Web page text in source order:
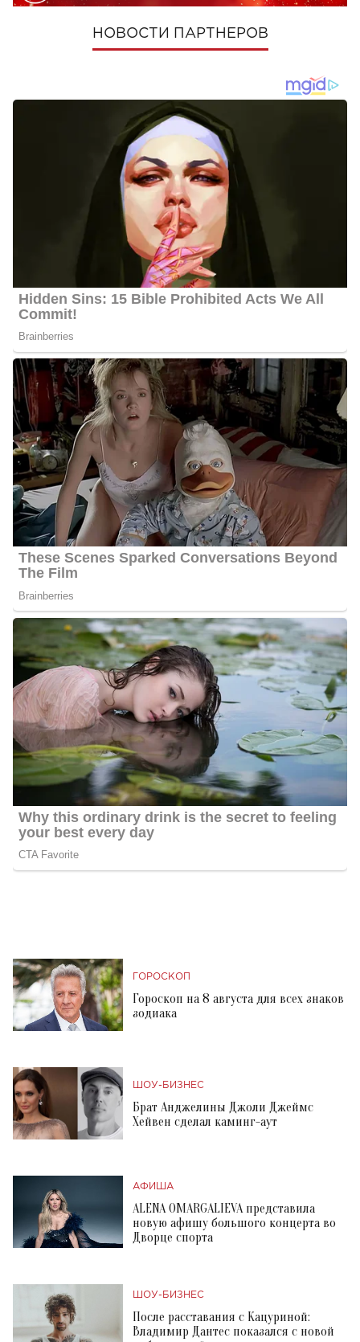
НОВОСТИ ПАРТНЕРОВ
ГОРОСКОП
Гороскоп на 8 августа для всех знаков
зодиака
ШОУ-БИЗНЕС
Брат Анджелины Джоли Джеймс
Хейвен сделал каминг-аут
АФИША
ALENA OMARGALIEVA представила
новую афишу большого концерта во
Дворце спорта
ШОУ-БИЗНЕС
После расставания с Кацуриной:
Владимир Дантес показался с новой